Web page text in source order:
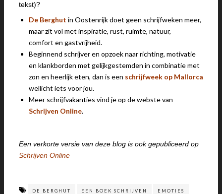
tekst)?
De Berghut in Oostenrijk doet geen schrijfweken meer,
maar zit vol met inspiratie, rust, ruimte, natuur,
comfort en gastvrijheid.
Beginnend schrijver en opzoek naar richting, motivatie
en klankborden met gelijkgestemden in combinatie met
zon en heerlijk eten, dan is een schrijfweek op Mallorca
wellicht iets voor jou.
Meer schrijfvakanties vind je op de webste van
Schrijven Online.
Een verkorte versie van deze blog is ook gepubliceerd op
Schrijven Online
DE BERGHUT EEN BOEK SCHRIJVEN EMOTIES